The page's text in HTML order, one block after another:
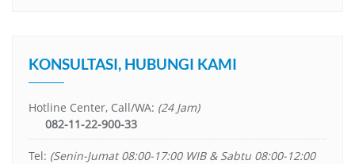
KONSULTASI, HUBUNGI KAMI
Hotline Center, Call/WA: (24 Jam)
082-11-22-900-33
Tel: (Senin-Jumat 08:00-17:00 WIB & Sabtu 08:00-12:00